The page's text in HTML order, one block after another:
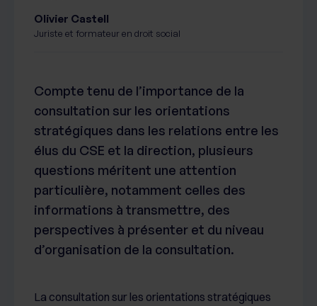
Compte tenu de l’importance de la
consultation sur les orientations
stratégiques dans les relations entre les
élus du CSE et la direction, plusieurs
questions méritent une attention
particulière, notamment celles des
informations à transmettre, des
perspectives à présenter et du niveau
d’organisation de la consultation.
La consultation sur les orientations stratégiques
Olivier Castell
Juriste et formateur en droit social